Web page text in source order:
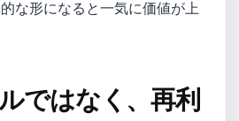
な形になると一気に価値が上
ではなく、再利